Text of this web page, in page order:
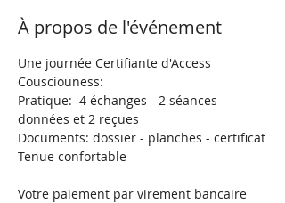
À propos de l'événement
Une journée Certifiante d'Access
Cousciouness:
Pratique:  4 échanges - 2 séances
données et 2 reçues
Documents: dossier - planches - certificat
Tenue confortable
Votre paiement par virement bancaire